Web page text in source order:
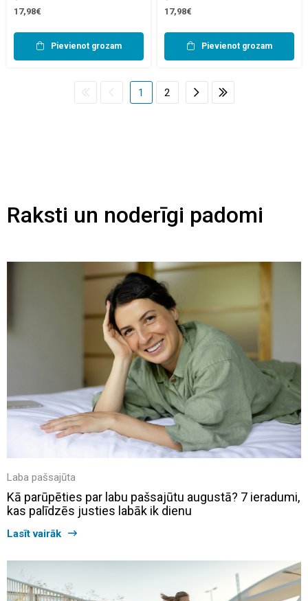
17,98€
Pievienot grozam
17,98€
Pievienot grozam
1 2
Raksti un noderīgi padomi
Laba pašsajūta
Kā parūpēties par labu pašsajūtu augustā? 7 ieradumi,
kas palīdzēs justies labāk ik dienu
Lasīt vairāk